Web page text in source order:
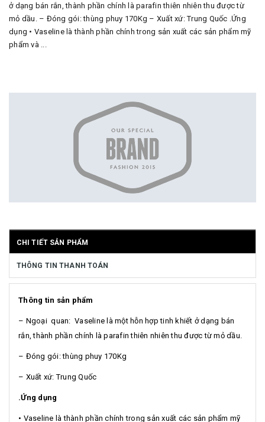
ở dạng bán rắn, thành phần chính là parafin thiên nhiên thu được từ
mỏ dầu. – Đóng gói: thùng phuy 170Kg – Xuất xứ: Trung Quốc .Ứng
dụng • Vaseline là thành phần chính trong sản xuất các sản phẩm mỹ
phẩm và ...
CHI TIẾT SẢN PHẨM
THÔNG TIN THANH TOÁN
Thông tin sản phẩm
– Ngoại quan: Vaseline là một hỗn hợp tinh khiết ở dạng bán
rắn, thành phần chính là parafin thiên nhiên thu được từ mỏ dầu.
– Đóng gói: thùng phuy 170Kg
– Xuất xứ: Trung Quốc
.Ứng dụng
• Vaseline là thành phần chính trong sản xuất các sản phẩm mỹ